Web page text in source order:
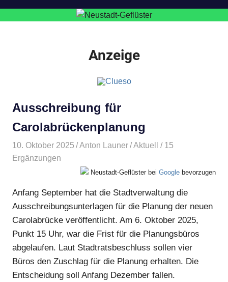
Anzeige
Ausschreibung für
Carolabrückenplanung
10. Oktober 2025 Anton Launer Aktuell
/ 15
Ergänzungen
Neustadt-Geflüster bei Google bevorzugen
Anfang September hat die Stadtverwaltung die
Ausschreibungsunterlagen für die Planung der neuen
Carolabrücke veröffentlicht. Am 6. Oktober 2025,
Punkt 15 Uhr, war die Frist für die Planungsbüros
abgelaufen. Laut Stadtratsbeschluss sollen vier
Büros den Zuschlag für die Planung erhalten. Die
Entscheidung soll Anfang Dezember fallen.